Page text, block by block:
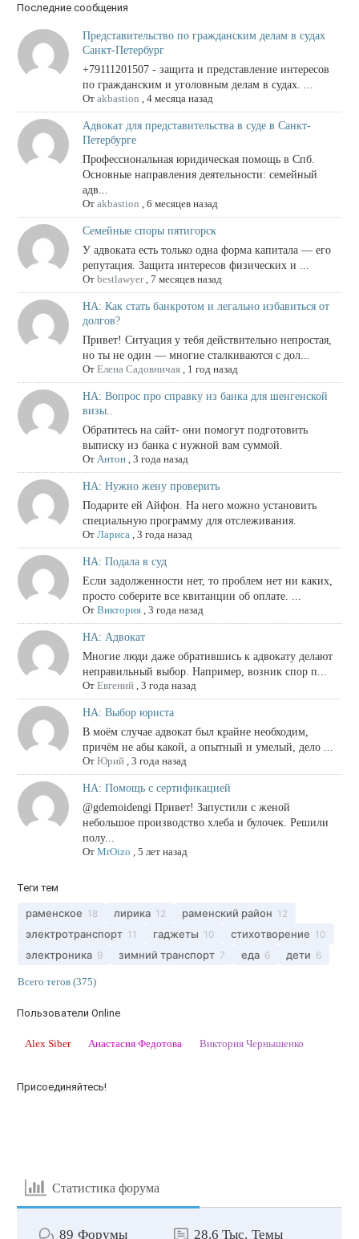
Последние сообщения
Представительство по гражданским делам в судах
Санкт-Петербург
+79111201507 - защита и представление интересов
по гражданским и уголовным делам в судах. ...
От akbastion , 4 месяца назад
Адвокат для представительства в суде в Санкт-
Петербурге
Профессиональная юридическая помощь в Спб.
Основные направления деятельности: семейный
адв...
От akbastion , 6 месяцев назад
Семейные споры пятигорск
У адвоката есть только одна форма капитала — его
репутация. Защита интересов физических и ...
От bestlawyer, 7 месяцев назад
НА: Как стать банкротом и легально избавиться от
долгов?
Привет! Ситуация у тебя действительно непростая,
но ты не один — многие сталкиваются с дол...
От Елена Садовничая, 1 год назад
НА: Вопрос про справку из банка для шенгенской
визы..
Обратитесь на сайт- они помогут подготовить
выписку из банка с нужной вам суммой.
От Антон, 3 года назад
НА: Нужно жену проверить
Подарите ей Айфон. На него можно установить
специальную программу для отслеживания.
От Лариса, 3 года назад
НА: Подала в суд
Если задолженности нет, то проблем нет ни каких,
просто соберите все квитанции об оплате. ...
От Виктория, 3 года назад
НА: Адвокат
Многие люди даже обратившись к адвокату делают
неправильный выбор. Например, возник спор п...
От Евгений, 3 года назад
НА: Выбор юриста
В моём случае адвокат был крайне необходим,
причём не абы какой, а опытный и умелый, дело ...
От Юрий, 3 года назад
НА: Помощь с сертификацией
@gdemoidengi Привет! Запустили с женой
небольшое производство хлеба и булочек. Решили
полу...
От MrOizo , 5 лет назад
Теги тем
раменское 18 лирика 12 раменский район 12
электротранспорт 11 гаджеты 10 стихотворение 10
электроника 9 зимний транспорт 7 еда 6 дети 6
Всего тегов (375)
Пользователи Online
Alex Siber Анастасия Федотова Виктория Чернышенко
Присоединяйтесь!
Статистика форума
89 Форумы 28.6 Тыс. Темы